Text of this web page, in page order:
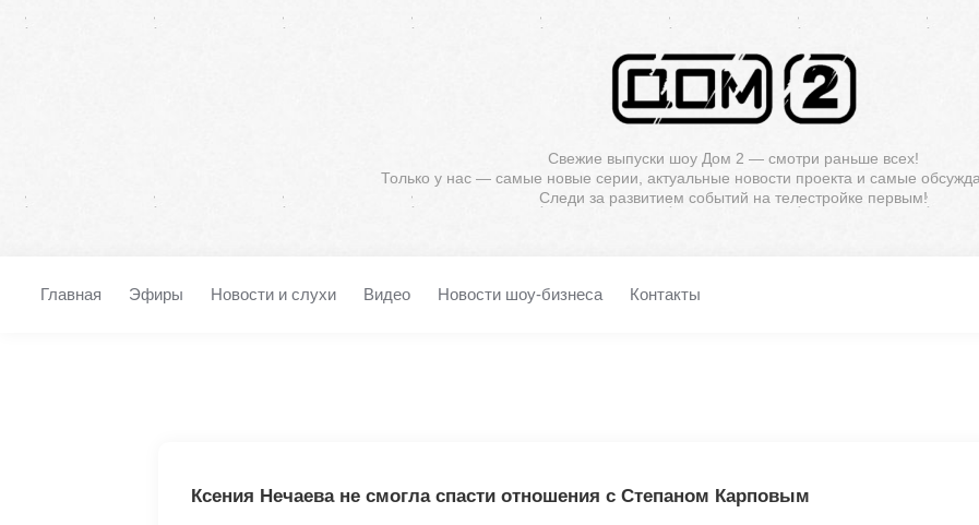
Свежие выпуски шоу Дом 2 — смотри раньше всех!
Только у нас — самые новые серии, актуальные новости проекта и самые
Следи за развитием событий на телестройке первым!
Главная Эфиры Новости и слухи Видео Новости шоу-бизнеса Контакты
Ксения Нечаева не смогла спасти отношения с Степаном Карповым